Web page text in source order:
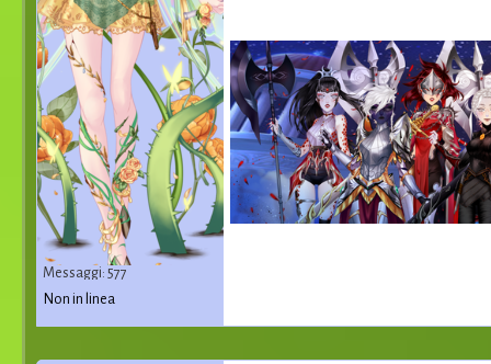
Messaggi: 577
Non in linea